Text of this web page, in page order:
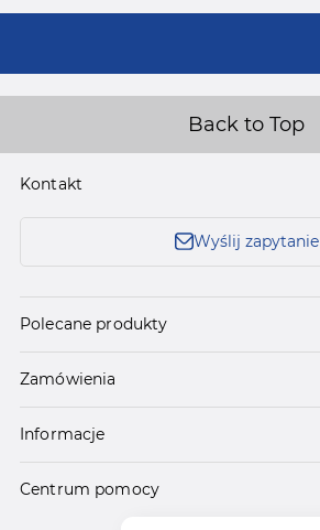
Back to Top
Kontakt
Wyślij zapytanie
Polecane produkty
Zamówienia
Informacje
Centrum pomocy